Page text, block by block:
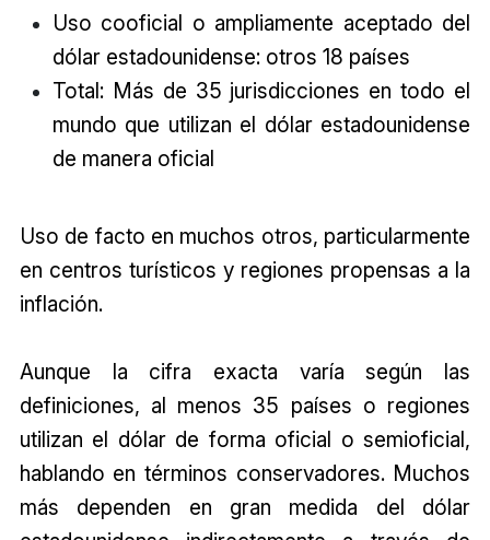
Uso cooficial o ampliamente aceptado del
dólar estadounidense: otros 18 países
Total: Más de 35 jurisdicciones en todo el
mundo que utilizan el dólar estadounidense
de manera oficial
Uso de facto en muchos otros, particularmente
en centros turísticos y regiones propensas a la
inflación.
Aunque la cifra exacta varía según las
definiciones, al menos 35 países o regiones
utilizan el dólar de forma oficial o semioficial,
hablando en términos conservadores. Muchos
más dependen en gran medida del dólar